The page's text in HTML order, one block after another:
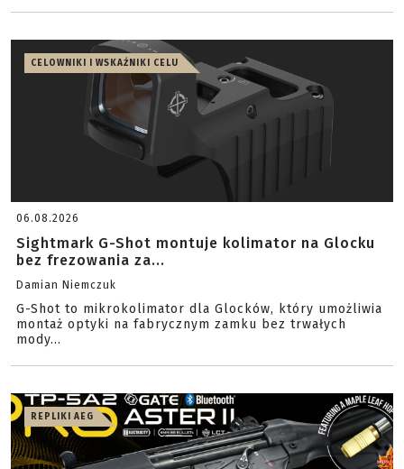
CELOWNIKI I WSKAŹNIKI CELU
06.08.2026
Sightmark G-Shot montuje kolimator na Glocku
bez frezowania za...
Damian Niemczuk
G-Shot to mikrokolimator dla Glocków, który umożliwia
montaż optyki na fabrycznym zamku bez trwałych
mody...
REPLIKI AEG